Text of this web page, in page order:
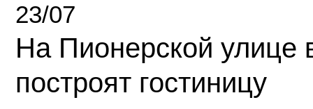
23/07
На Пионерской улице
построят гостиницу